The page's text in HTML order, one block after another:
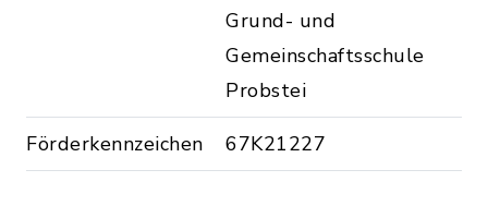
Grund- und
Gemeinschaftsschule
Probstei
Förderkennzeichen 67K21227